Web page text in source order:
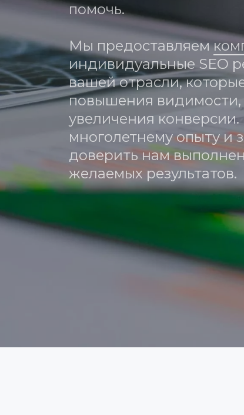
помочь.
Мы предоставляем
индивидуальные SEO
вашей отрасли,
повышения
увеличения
многолетнему опыту и
доверить нам
желаемых результатов.